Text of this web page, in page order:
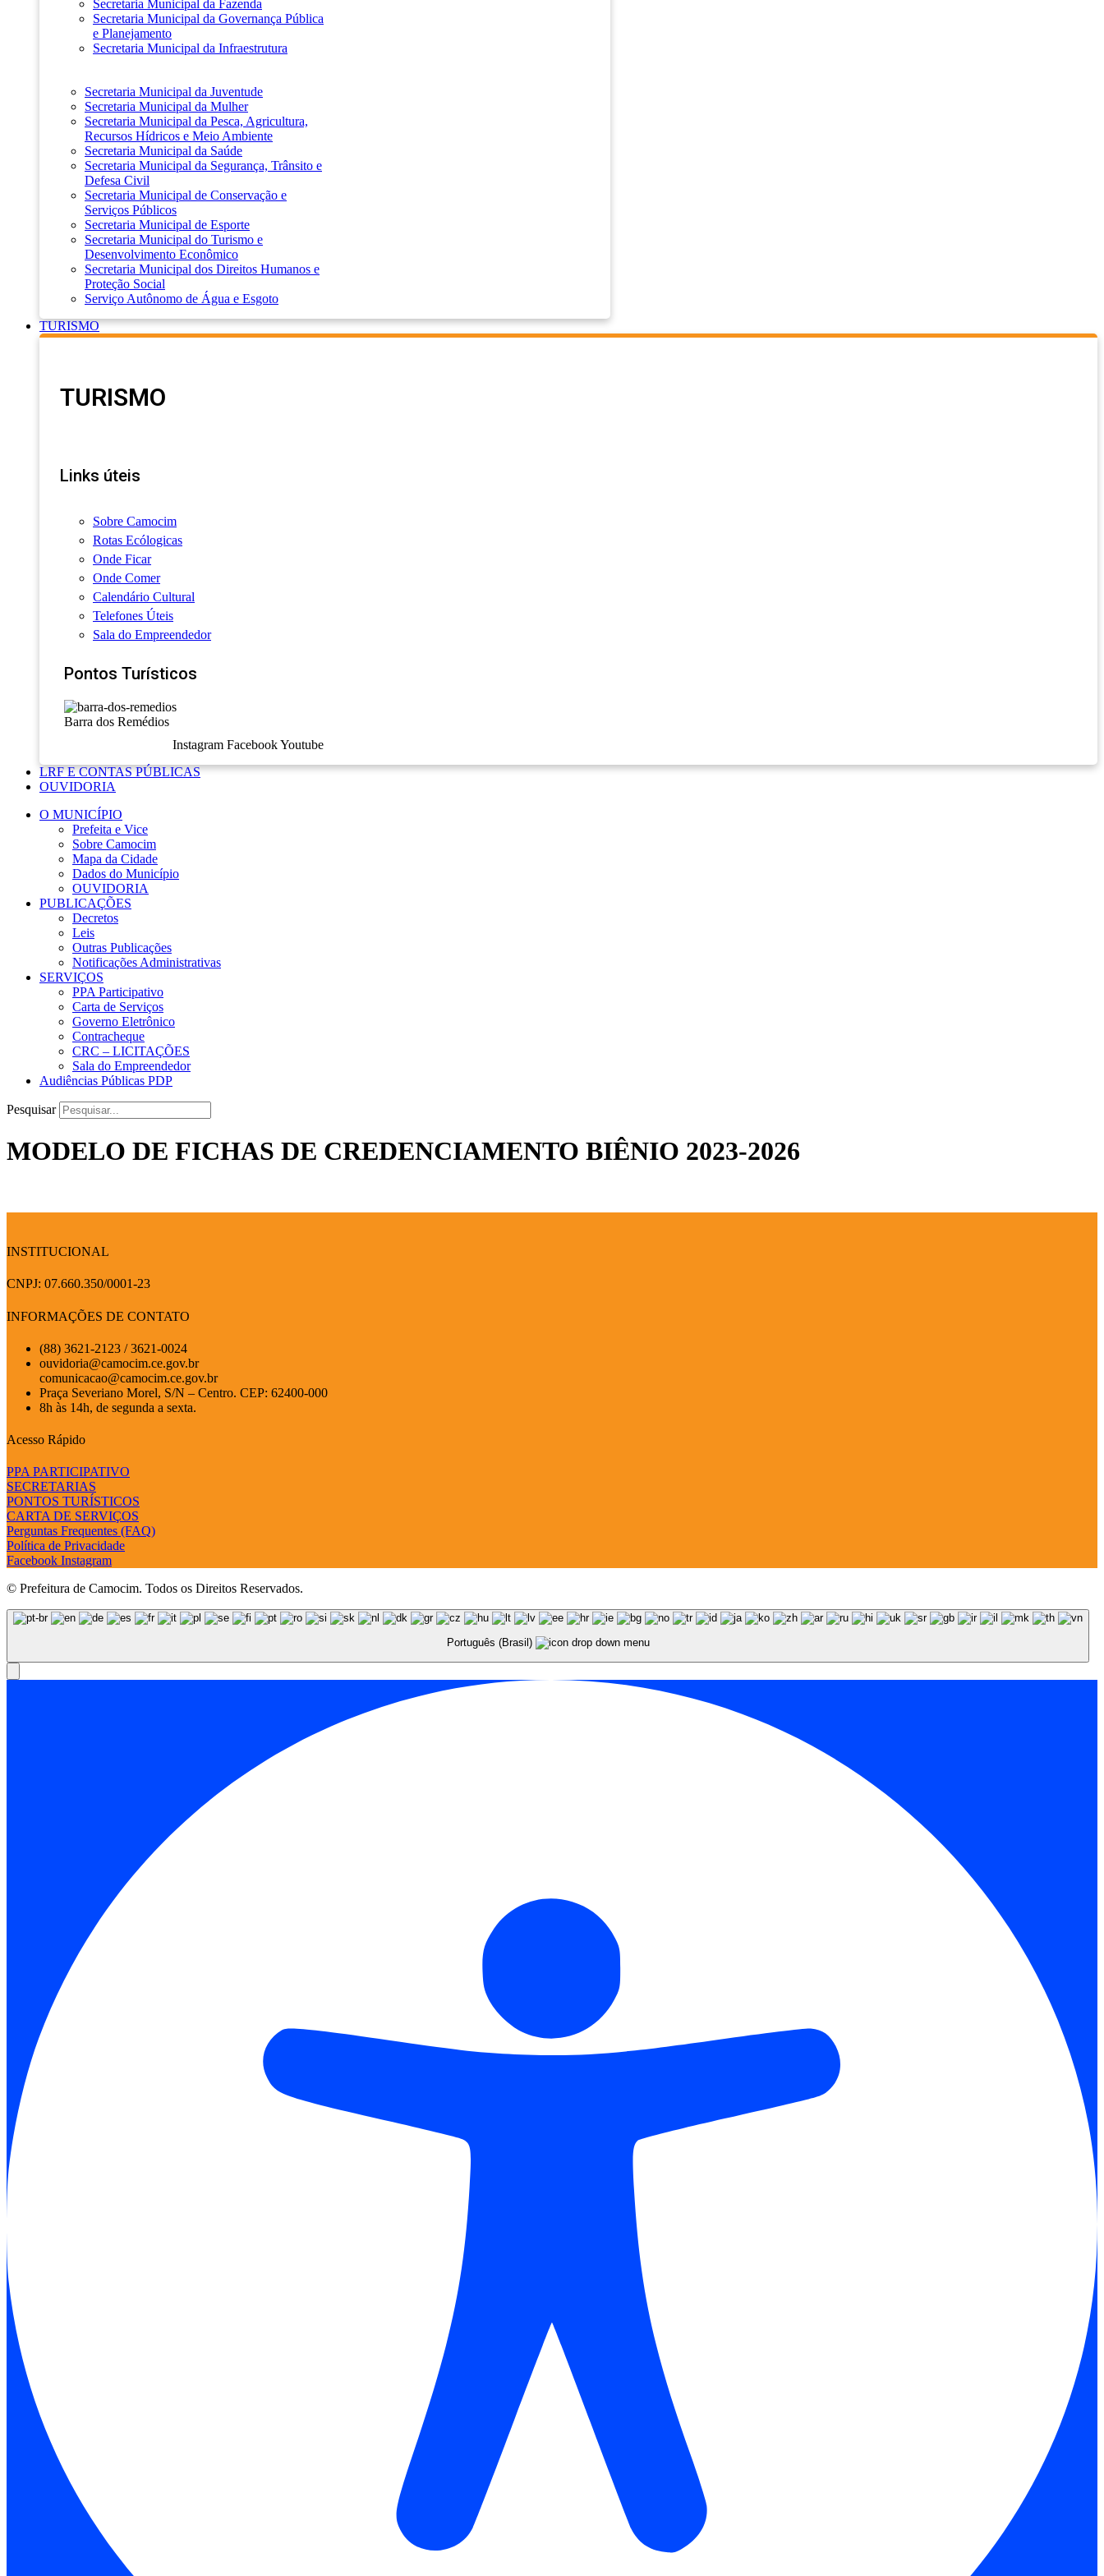
Secretaria Municipal da Fazenda
Secretaria Municipal da Governança Pública
e Planejamento
Secretaria Municipal da Infraestrutura
Secretaria Municipal da Juventude
Secretaria Municipal da Mulher
Secretaria Municipal da Pesca, Agricultura,
Recursos Hídricos e Meio Ambiente
Secretaria Municipal da Saúde
Secretaria Municipal da Segurança, Trânsito e
Defesa Civil
Secretaria Municipal de Conservação e
Serviços Públicos
Secretaria Municipal de Esporte
Secretaria Municipal do Turismo e
Desenvolvimento Econômico
Secretaria Municipal dos Direitos Humanos e
Proteção Social
Serviço Autônomo de Água e Esgoto
TURISMO
TURISMO
Links úteis
Sobre Camocim
Rotas Ecólogicas
Onde Ficar
Onde Comer
Calendário Cultural
Telefones Úteis
Sala do Empreendedor
Pontos Turísticos
Barra dos Remédios
Instagram FacebookYoutube
LRF E CONTAS PÚBLICAS
OUVIDORIA
O MUNICÍPIO
Prefeita e Vice
Sobre Camocim
Mapa da Cidade
Dados do Município
OUVIDORIA
PUBLICAÇÕES
Decretos
Leis
Outras Publicações
Notificações Administrativas
SERVIÇOS
PPA Participativo
Carta de Serviços
Governo Eletrônico
Contracheque
CRC – LICITAÇÕES
Sala do Empreendedor
Audiências Públicas PDP
Pesquisar
MODELO DE FICHAS DE CREDENCIAMENTO BIÊNIO 2023-2026
INSTITUCIONAL
CNPJ: 07.660.350/0001-23
INFORMAÇÕES DE CONTATO
(88) 3621-2123 / 3621-0024
ouvidoria@camocim.ce.gov.br
comunicacao@camocim.ce.gov.br
Praça Severiano Morel, S/N – Centro. CEP: 62400-000
8h às 14h, de segunda a sexta.
Acesso Rápido
PPA PARTICIPATIVO
SECRETARIAS
PONTOS TURÍSTICOS
CARTA DE SERVIÇOS
Perguntas Frequentes (FAQ)
Política de Privacidade
Facebook Instagram
© Prefeitura de Camocim. Todos os Direitos Reservados.
Português (Brasil)